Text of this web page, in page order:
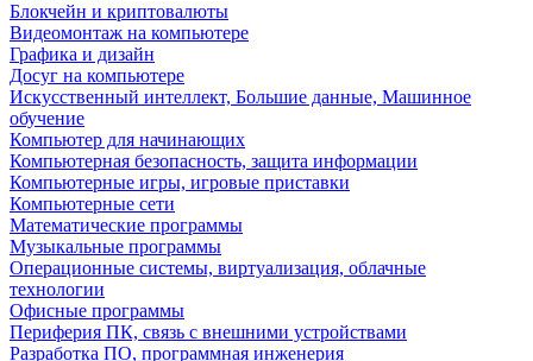
Блокчейн и криптовалюты
Видеомонтаж на компьютере
Графика и дизайн
Досуг на компьютере
Искусственный интеллект, Большие данные, Машинное
обучение
Компьютер для начинающих
Компьютерная безопасность, защита информации
Компьютерные игры, игровые приставки
Компьютерные сети
Математические программы
Музыкальные программы
Операционные системы, виртуализация, облачные
технологии
Офисные программы
Периферия ПК, связь с внешними устройствами
Разработка ПО, программная инженерия